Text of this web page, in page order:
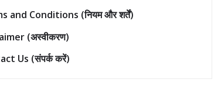
and Conditions (नियम और शर्तें)
(अस्वीकरण)
Us (संपर्क करें)